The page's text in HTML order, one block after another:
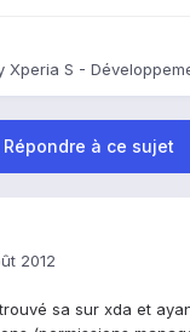
Xperia S -
Répondre à ce sujet
2012
sa sur xda et